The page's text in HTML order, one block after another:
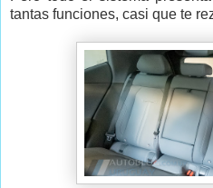
tantas funciones, casi que te